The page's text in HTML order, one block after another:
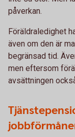
påverkan.
Föräldraledighet
även om den är
begränsad tid.
men eftersom
avsättningen